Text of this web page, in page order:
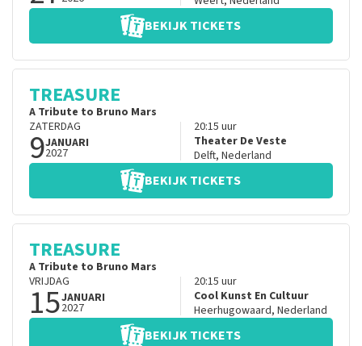
BEKIJK TICKETS
TREASURE
A Tribute to Bruno Mars
ZATERDAG
9JANUARI
2027
20:15 uur
Theater De Veste
Delft, Nederland
BEKIJK TICKETS
TREASURE
A Tribute to Bruno Mars
VRIJDAG
15JANUARI
2027
20:15 uur
Cool Kunst En Cultuur
Heerhugowaard, Nederland
BEKIJK TICKETS